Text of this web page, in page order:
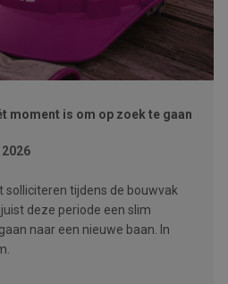
moment is om op zoek te gaan
solliciteren tijdens de bouwvak
deze periode een slim
naar een nieuwe baan. In